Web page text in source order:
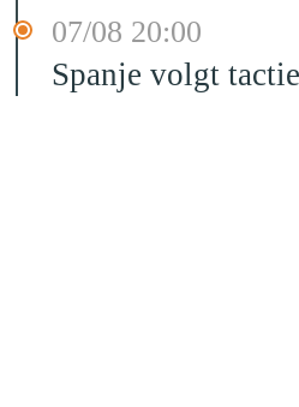
07/08 20:00
Spanje volgt